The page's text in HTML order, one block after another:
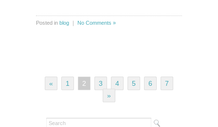
Posted in blog ｜ No Comments »
« 1 2 3 4 5 6
7
»